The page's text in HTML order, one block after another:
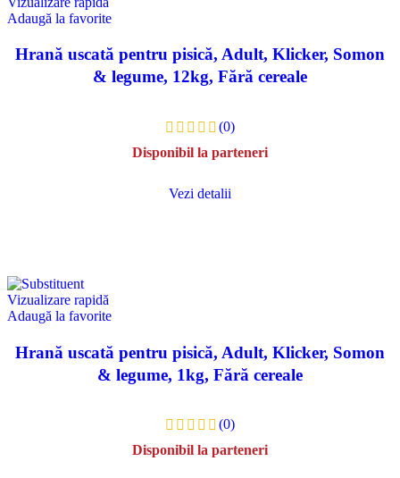
Adaugă la favorite
Hrană uscată pentru pisică, Adult, Klicker, Somon
& legume, 12kg, Fără cereale
(0)
Disponibil la parteneri
Vezi detalii
Vizualizare rapidă
Adaugă la favorite
Hrană uscată pentru pisică, Adult, Klicker, Somon
& legume, 1kg, Fără cereale
(0)
Disponibil la parteneri